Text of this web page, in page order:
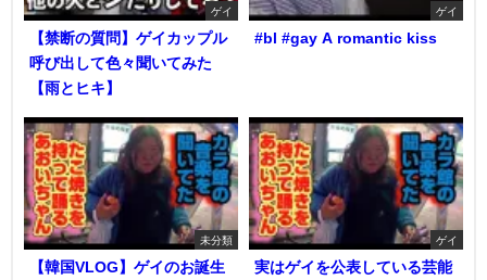
ゲイ
【禁断の質問】ゲイカップル
呼び出して色々聞いてみた
【雨とヒキ】
ゲイ
#bl #gay A romantic kiss
未分類
【韓国VLOG】ゲイのお誕生
ゲイ
実はゲイを公表している芸能